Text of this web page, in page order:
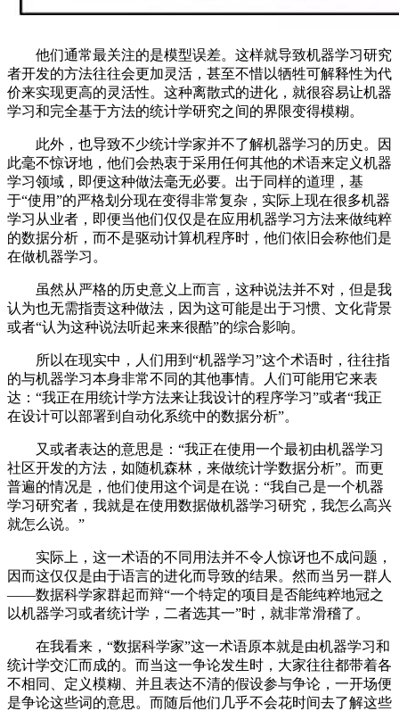
他们通常最关注的是模型误差。这样就导致机器学习研究
者开发的方法往往会更加灵活，甚至不惜以牺牲可解释性为代
价来实现更高的灵活性。这种离散式的进化，就很容易让机器
学习和完全基于方法的统计学研究之间的界限变得模糊。
此外，也导致不少统计学家并不了解机器学习的历史。因
此毫不惊讶地，他们会热衷于采用任何其他的术语来定义机器
学习领域，即便这种做法毫无必要。出于同样的道理，基
于“使用”的严格划分现在变得非常复杂，实际上现在很多机器
学习从业者，即便当他们仅仅是在应用机器学习方法来做纯粹
的数据分析，而不是驱动计算机程序时，他们依旧会称他们是
在做机器学习。
虽然从严格的历史意义上而言，这种说法并不对，但是我
认为也无需指责这种做法，因为这可能是出于习惯、文化背景
或者“认为这种说法听起来来很酷”的综合影响。
所以在现实中，人们用到“机器学习”这个术语时，往往指
的与机器学习本身非常不同的其他事情。人们可能用它来表
达：“我正在用统计学方法来让我设计的程序学习”或者“我正
在设计可以部署到自动化系统中的数据分析”。
又或者表达的意思是：“我正在使用一个最初由机器学习
社区开发的方法，如随机森林，来做统计学数据分析”。而更
普遍的情况是，他们使用这个词是在说：“我自己是一个机器
学习研究者，我就是在使用数据做机器学习研究，我怎么高兴
就怎么说。”
实际上，这一术语的不同用法并不令人惊讶也不成问题，
因而这仅仅是由于语言的进化而导致的结果。然而当另一群人
——数据科学家群起而辩“一个特定的项目是否能纯粹地冠之
以机器学习或者统计学，二者选其一”时，就非常滑稽了。
在我看来，“数据科学家”这一术语原本就是由机器学习和
统计学交汇而成的。而当这一争论发生时，大家往往都带着各
不相同、定义模糊、并且表达不清的假设参与争论，一开场便
是争论这些词的意思。而随后他们几乎不会花时间去了解这些